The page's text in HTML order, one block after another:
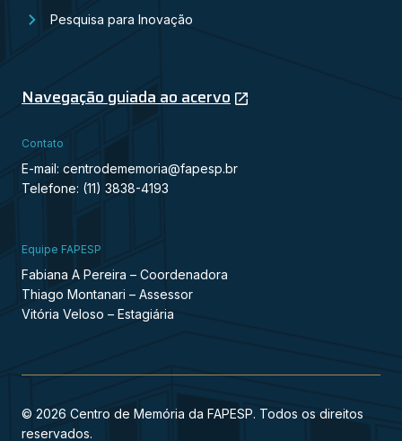
Pesquisa para Inovação
Navegação guiada ao acervo
Contato
E-mail: centrodememoria@fapesp.br
Telefone: (11) 3838-4193
Equipe FAPESP
Fabiana A Pereira – Coordenadora
Thiago Montanari – Assessor
Vitória Veloso – Estagiária
© 2026 Centro de Memória da FAPESP. Todos os direitos
reservados.